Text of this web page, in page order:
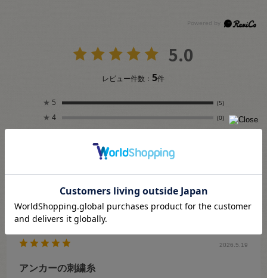
5.0
レビュー件数：5件
★ 5 (5)
★ 4 (0)
★3
絞り込み 表示：新しい順
2026.5.19
アンカーの刺繍糸